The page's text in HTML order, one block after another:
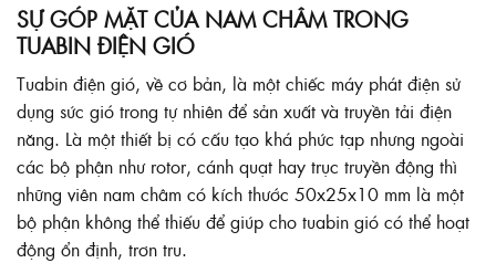
SỰ GÓP MẶT CỦA NAM CHÂM TRONG
TUABIN ĐIỆN GIÓ
Tuabin điện gió, về cơ bản, là một chiếc máy phát điện sử
dụng sức gió trong tự nhiên để sản xuất và truyền tải điện
năng. Là một thiết bị có cấu tạo khá phức tạp nhưng ngoài
các bộ phận như rotor, cánh quạt hay trục truyền động thì
những viên nam châm có kích thước 50x25x10 mm là một
bộ phận không thể thiếu để giúp cho tuabin gió có thể hoạt
động ổn định, trơn tru.